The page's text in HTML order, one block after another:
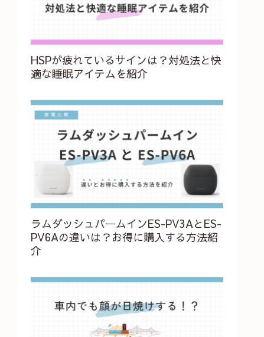
HSPが疲れているサインは？対処法と快
適な睡眠アイテムを紹介
ラムダッシュパームインES-PV3AとES-
PV6Aの違いは？お得に購入する方法紹
介